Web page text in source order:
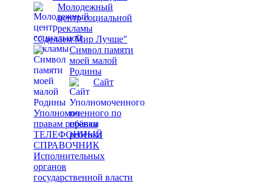
Молодежный
центр социальной
рекламы
"Сделаем Мир Лучше"
Символ памяти
моей малой
Родины
Сайт
Уполномоченного по
правам ребёнка
ТЕЛЕФОННЫЙ
СПРАВОЧНИК
Исполнительных
органов
государственной власти